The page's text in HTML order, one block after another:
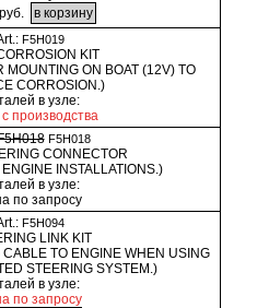
F5H019
KIT
MOUNTING ON BOAT (12V) TO
CORROSION.)
в узле:
производства
F5H018
CONNECTOR
INSTALLATIONS.)
в узле:
по запросу
F5H094
LINK KIT
TO ENGINE WHEN USING
STEERING SYSTEM.)
в узле:
по запросу